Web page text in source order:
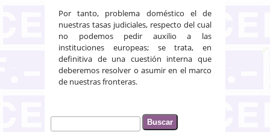
Por tanto, problema doméstico el de
nuestras tasas judiciales, respecto del cual
no podemos pedir auxilio a las
instituciones europeas; se trata, en
definitiva de una cuestión interna que
deberemos resolver o asumir en el marco
de nuestras fronteras.
Formulario de búsqueda
Buscar